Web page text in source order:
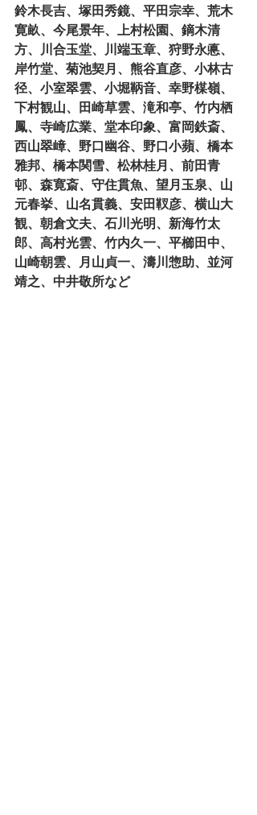
鈴木長吉、塚田秀鏡、平田宗幸、荒木
寛畝、今尾景年、上村松園、鏑木清
方、川合玉堂、川端玉章、狩野永悳、
岸竹堂、菊池契月、熊谷直彦、小林古
径、小室翠雲、小堀鞆音、幸野楳嶺、
下村観山、田崎草雲、滝和亭、竹内栖
鳳、寺崎広業、堂本印象、富岡鉄斎、
西山翠嶂、野口幽谷、野口小蘋、橋本
雅邦、橋本関雪、松林桂月、前田青
邨、森寛斎、守住貫魚、望月玉泉、山
元春挙、山名貫義、安田靫彦、横山大
観、朝倉文夫、石川光明、新海竹太
郎、高村光雲、竹内久一、平櫛田中、
山崎朝雲、月山貞一、濤川惣助、並河
靖之、中井敬所など